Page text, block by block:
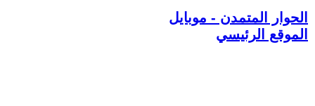
الحوار المتمدن - موبايل
الموقع الرئيسي